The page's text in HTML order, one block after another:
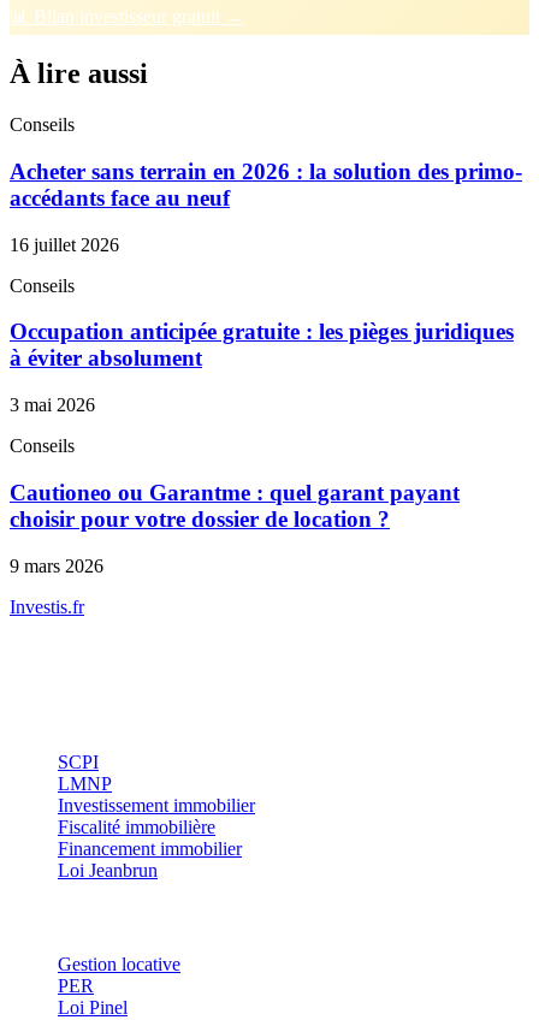
📊 Bilan investisseur gratuit →
À lire aussi
Conseils
Acheter sans terrain en 2026 : la solution des primo-
accédants face au neuf
16 juillet 2026
Conseils
Occupation anticipée gratuite : les pièges juridiques
à éviter absolument
3 mai 2026
Conseils
Cautioneo ou Garantme : quel garant payant
choisir pour votre dossier de location ?
9 mars 2026
Investis.fr
SCPI
LMNP
Investissement immobilier
Fiscalité immobilière
Financement immobilier
Loi Jeanbrun
Gestion locative
PER
Loi Pinel